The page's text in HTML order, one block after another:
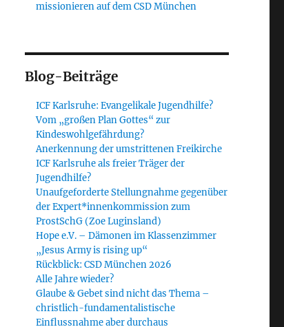
missionieren auf dem CSD München
Blog-Beiträge
ICF Karlsruhe: Evangelikale Jugendhilfe?
Vom „großen Plan Gottes“ zur
Kindeswohlgefährdung?
Anerkennung der umstrittenen Freikirche
ICF Karlsruhe als freier Träger der
Jugendhilfe?
Unaufgeforderte Stellungnahme gegenüber
der Expert*innenkommission zum
ProstSchG (Zoe Luginsland)
Hope e.V. – Dämonen im Klassenzimmer
„Jesus Army is rising up“
Rückblick: CSD München 2026
Alle Jahre wieder?
Glaube & Gebet sind nicht das Thema –
christlich-fundamentalistische
Einflussnahme aber durchaus